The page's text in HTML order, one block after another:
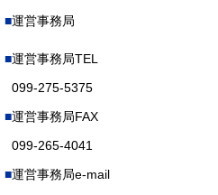
運営事務局
運営事務局TEL
099-275-5375
運営事務局FAX
099-265-4041
運営事務局e-mail